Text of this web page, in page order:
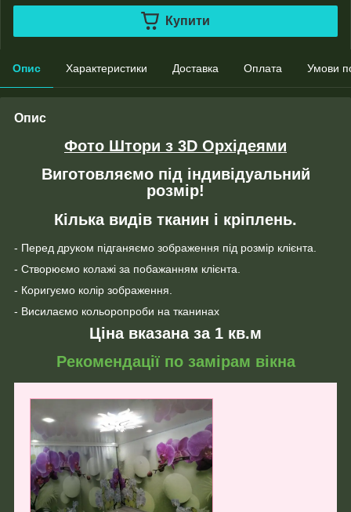
Купити
Опис Характеристики Доставка Оплата Умови
Опис
Фото Штори з 3D Орхідеями
Виготовляємо під індивідуальний
розмір!
Кілька видів тканин і кріплень.
- Перед друком підганяємо зображення під розмір клієнта.
- Створюємо колажі за побажанням клієнта.
- Коригуємо колір зображення.
- Висилаємо кольоропроби на тканинах
Ціна вказана за 1 кв.м
Рекомендації по замірам вікна